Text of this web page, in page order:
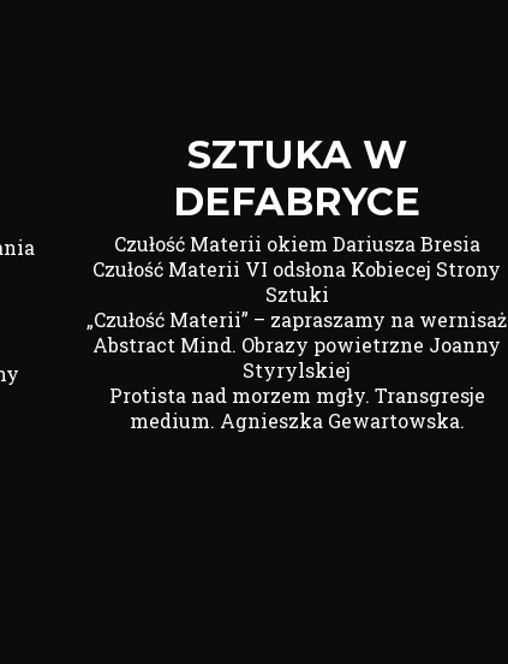
SZTUKA W
DEFABRYCE
Czułość Materii okiem Dariusza Bresia
Czułość Materii VI odsłona Kobiecej Strony
Sztuki
„Czułość Materii” – zapraszamy na wernisaż
Abstract Mind. Obrazy powietrzne Joanny
Styrylskiej
Protista nad morzem mgły. Transgresje
medium. Agnieszka Gewartowska.